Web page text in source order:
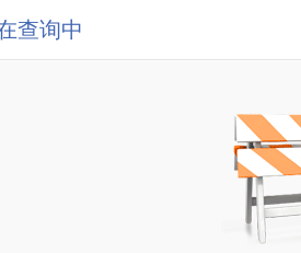
查询中